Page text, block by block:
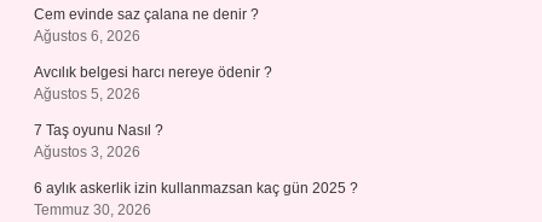
Cem evinde saz çalana ne denir ?
Ağustos 6, 2026
Avcılık belgesi harcı nereye ödenir ?
Ağustos 5, 2026
7 Taş oyunu Nasıl ?
Ağustos 3, 2026
6 aylık askerlik izin kullanmazsan kaç gün 2025 ?
Temmuz 30, 2026